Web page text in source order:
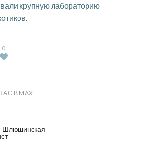
крупную лабораторию
0
В MAX
Шлюшинская